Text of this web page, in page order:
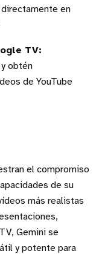
en
TV:
obtén
de YouTube
el compromiso
de su
más realistas
Gemini se
y potente para